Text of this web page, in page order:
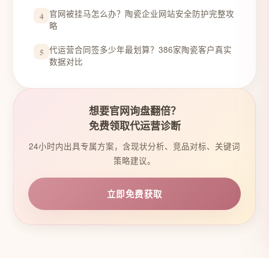
4 官网被挂马怎么办？陶瓷企业网站安全防护完整攻
略
5 代运营合同签多少年最划算？386家陶瓷客户真实
数据对比
想要官网询盘翻倍？
免费领取代运营诊断
24小时内出具专属方案，含现状分析、竞品对标、关键词
策略建议。
立即免费获取